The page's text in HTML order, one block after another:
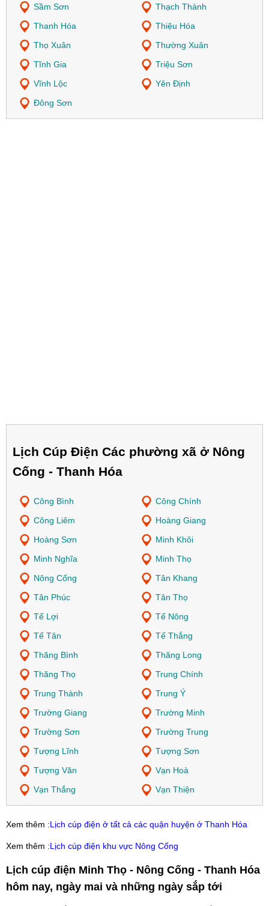
Sầm Sơn
Thạch Thành
Thanh Hóa
Thiệu Hóa
Thọ Xuân
Thường Xuân
Tĩnh Gia
Triệu Sơn
Vĩnh Lộc
Yên Định
Đông Sơn
Lịch Cúp Điện Các phường xã ở Nông
Cống - Thanh Hóa
Công Bình
Công Chính
Công Liêm
Hoàng Giang
Hoàng Sơn
Minh Khôi
Minh Nghĩa
Minh Thọ
Nông Cống
Tân Khang
Tân Phúc
Tân Thọ
Tế Lợi
Tế Nông
Tế Tân
Tế Thắng
Thăng Bình
Thăng Long
Thăng Thọ
Trung Chính
Trung Thành
Trung Ý
Trường Giang
Trường Minh
Trường Sơn
Trường Trung
Tượng Lĩnh
Tượng Sơn
Tượng Văn
Vạn Hoà
Vạn Thắng
Vạn Thiện
Xem thêm :Lịch cúp điện ở tất cả các quận huyện ở Thanh Hóa
Xem thêm :Lịch cúp điện khu vực Nông Cống
Lịch cúp điện Minh Thọ - Nông Cống - Thanh Hóa
hôm nay, ngày mai và những ngày sắp tới